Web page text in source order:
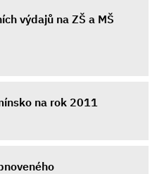
výdajů na ZŠ a MŠ
na rok 2011